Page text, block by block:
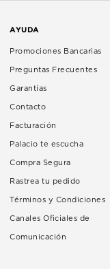
AYUDA
Promociones Bancarias
Preguntas Frecuentes
Garantías
Contacto
Facturación
Palacio te escucha
Compra Segura
Rastrea tu pedido
Términos y Condiciones
Canales Oficiales de
Comunicación